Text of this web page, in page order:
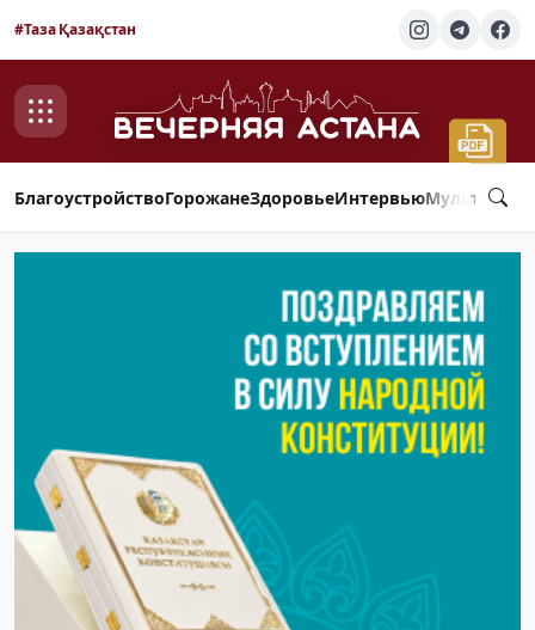
#Таза Қазақстан
БлагоустройствоГорожанеЗдоровьеИнтервью